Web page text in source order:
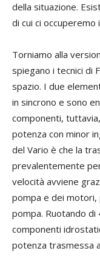
della situazione.
di cui ci occuperemo
Torniamo alla
spiegano i tecnici di
spazio. I due
in sincrono e sono
componenti,
potenza con minor
del Vario è che la
prevalentemente
velocità avviene
pompa e dei motori,
pompa. Ruotando di
componenti
potenza trasmessa